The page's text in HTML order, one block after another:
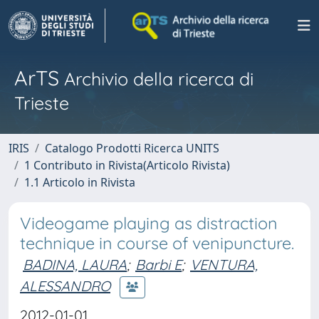
ArTS Archivio della ricerca di
Trieste
IRIS
Catalogo Prodotti Ricerca UNITS
1 Contributo in Rivista(Articolo Rivista)
1.1 Articolo in Rivista
Videogame playing as distraction
technique in course of venipuncture.
BADINA, LAURA; Barbi E; VENTURA,
ALESSANDRO
2012-01-01